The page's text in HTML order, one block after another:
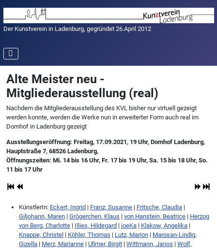
Der Kunstverein in Ladenburg, gegründet 26.April 2012
Alte Meister neu -
Mitgliederausstellung (real)
Nachdem die Mitgliederausstellung des KVL bisher nur virtuell gezeigt
werden konnte, werden die Werke nun in erweiterter Form auch real im
Domhof in Ladenburg gezeigt
Ausstellungseröffnung: Freitag, 17.09.2021, 19 Uhr, Domhof Ladenburg,
Hauptstraße 7, 68526 Ladenburg,
Öffnungszeiten: Mi. 14 bis 16 Uhr, Fr. 17 bis 19 Uhr, Sa. 15 bis 18 Uhr, So.
11 bis 17 Uhr
KünstlerIn: Eckert, Ingrid | Franz, Susanne | Fritsche, Claudia |
Giljohann, Maren | Grögerchen, Klaus | von Hanstein, Beatrice | Herzog
von Berg, Charlotte | Illies, Hildegard | joeKa | Klakow, Angelika |
Knappe, Christel | Köhler, Thomas | Lutz, Marion | Marosan-Lindig,
Gizella | Merz, Marianne | Ullmer, Birgit | Wittmann, Janos | Wolf,